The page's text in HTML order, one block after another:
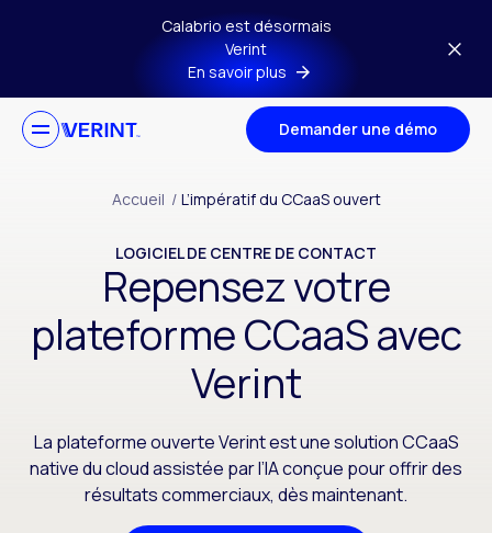
Passer au contenu principal
Calabrio est désormais
Verint
En savoir plus
Demander une démo
Accueil / L’impératif du CCaaS ouvert
Repensez votre
plateforme CCaaS avec
Verint
LOGICIEL DE CENTRE DE CONTACT
La plateforme ouverte Verint est une solution CCaaS
native du cloud assistée par l’IA conçue pour offrir des
résultats commerciaux, dès maintenant.